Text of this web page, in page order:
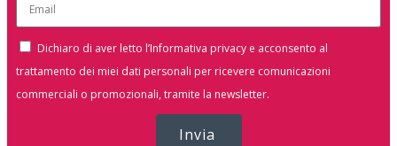
Dichiaro di aver letto l’Informativa privacy e acconsento al
trattamento dei miei dati personali per ricevere comunicazioni
commerciali o promozionali, tramite la newsletter.
Invia